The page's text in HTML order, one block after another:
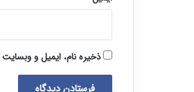
ذخیره نام، ایمیل و